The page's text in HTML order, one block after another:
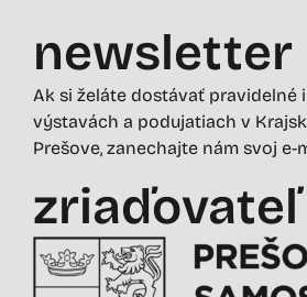
newsletter
Ak si želáte dostávať pravidelné
výstavách a podujatiach v
Prešove, zanechajte nám svoj e-
zriaďovateľ